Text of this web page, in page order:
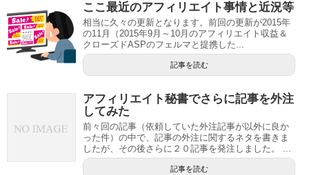
ここ最近のアフィリエイト事情と近況等
相当に久々の更新となります。前回の更新が2015年
の11月（2015年9月～10月のアフィリエイト収益＆
クローズドASPのフェルマと提携した...
記事を読む
アフィリエイト秘書でさらに記事を外注
してみた
前々回の記事（依頼していた外注記事が以外に良か
った件）の中で、記事の外注に関するネタを書きま
したが、その後さらに２０記事を発注しました。 ...
記事を読む